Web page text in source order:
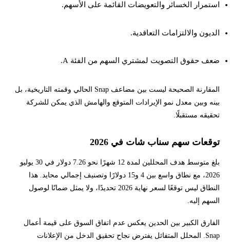
استمرار الخسائر والتعويضات القائمة على الأسهم.
الديون والالتزامات التعاقدية.
ضعف حقوق التصويت لمشتري السهم من الفئة A.
المقارنة الصحيحة ليست بين مضاعف Snap الحالي وقمته التاريخية، بل
بينه وبين معدل نمو الإيرادات المتوقع والهامش الذي يمكن للشركة
تحقيقه مستقبلًا.
توقعات سهم سناب شات في 2026
بلغ متوسط هدف المحللين لمدة 12 شهرًا نحو 7.26 دولار في 30 يوليو
2026، مع نطاق واسع بين 4 و15 دولارًا وتصنيف إجمالي محايد. هذا
النطاق ليس توقعًا لسعر نهاية 2026 تحديدًا، ولا يمثل ضمانًا لوصول
السهم إليه.
الفارق الكبير بين الحدين يعكس عدم اتفاق السوق على قيمة أعمال
Snap. المحلل المتفائل يفترض نجاح تحقيق الدخل من الإعلانات